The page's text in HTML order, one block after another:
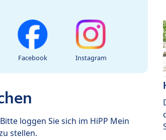
Facebook Instagram
Bitte loggen Sie sich im HiPP Mein
stellen.